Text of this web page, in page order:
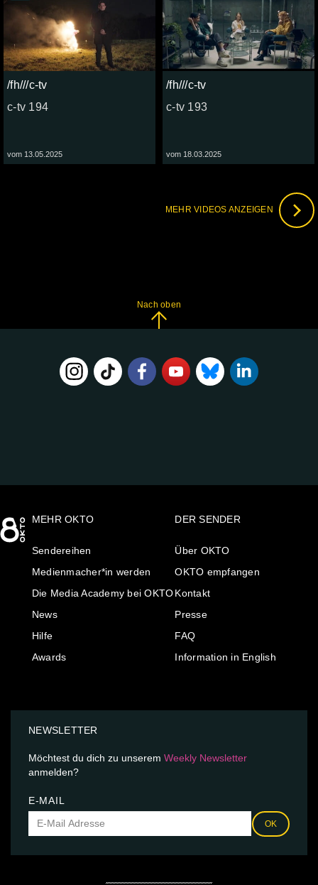
/fh///c-tv
c-tv 194
vom 13.05.2025
/fh///c-tv
c-tv 193
vom 18.03.2025
MEHR VIDEOS ANZEIGEN
Nach oben
MEHR OKTO
Sendereihen
Medienmacher*in werden
Die Media Academy bei OKTO
News
Hilfe
Awards
DER SENDER
Über OKTO
OKTO empfangen
Kontakt
Presse
FAQ
Information in English
NEWSLETTER
Möchtest du dich zu unserem Weekly Newsletter
anmelden?
E-MAIL
OK